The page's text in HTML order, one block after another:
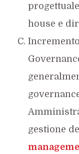
house e
gestione